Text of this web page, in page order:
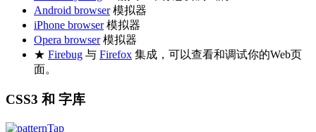
Android browser模拟器
iPhone browser模拟器
Opera browser模拟器
★ Firebug 与 Firefox 集成，可以查看和调试你的Web页
面。
CSS3 和 字库